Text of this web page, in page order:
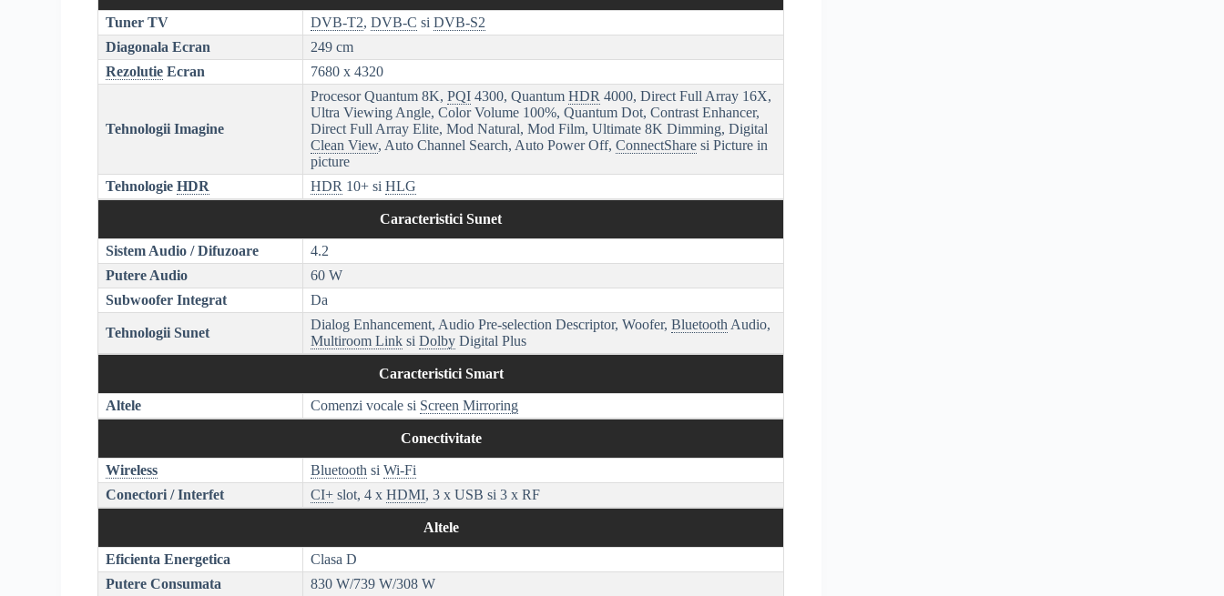
Tuner TV DVB-T2,DVB-C siDVB-S2
Diagonala Ecran
249 cm
Rezolutie Ecran 7680 x 4320
Tehnologii Imagine
Procesor Quantum 8K,PQI 4300, QuantumHDR 4000, Direct Full Array 16X,
Ultra Viewing Angle, Color Volume 100%, Quantum Dot, Contrast Enhancer,
Direct Full Array Elite, Mod Natural, Mod Film, Ultimate 8K Dimming, Digital
Clean View, Auto Channel Search, Auto Power Off,ConnectShare si Picture in
picture
TehnologieHDR HDR 10+ siHLG
Caracteristici Sunet
Sistem Audio / Difuzoare
4.2
Putere Audio
60 W
Subwoofer Integrat
Da
Tehnologii Sunet
Dialog Enhancement, Audio Pre-selection Descriptor, Woofer,BluetoothAudio,
Multiroom Link siDolby Digital Plus
Caracteristici Smart
Altele Comenzi vocale si Screen Mirroring
Conectivitate
Wireless Bluetooth siWi-Fi
Conectori / Interfet
CI+ slot, 4 xHDMI, 3 x USB si 3 x RF
Altele
Eficienta Energetica
Clasa D
Putere Consumata
830 W/739 W/308 W